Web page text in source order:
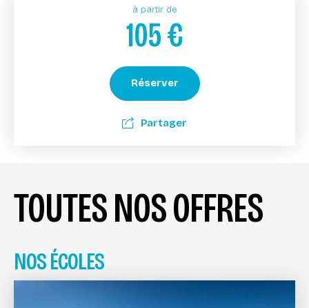
à partir de
105€
Réserver
Partager
TOUTES NOS OFFRES
NOS ÉCOLES